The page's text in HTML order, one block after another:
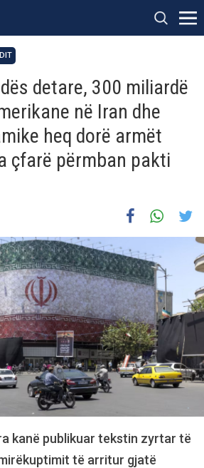
detare, 300 miliardë
në Iran dhe
heq dorë armët
çfarë përmban pakti
kanë publikuar tekstin zyrtar të
të arritur gjatë